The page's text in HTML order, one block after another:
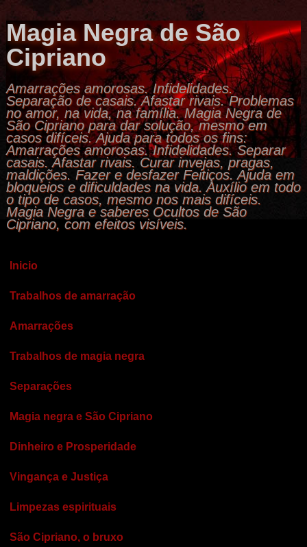
Magia Negra de São
Cipriano
Amarrações amorosas. Infidelidades.
Separação de casais. Afastar rivais. Problemas
no amor, na vida, na família. Magia Negra de
São Cipriano para dar solução, mesmo em
casos difíceis. Ajuda para todos os fins:
Amarrações amorosas. Infidelidades. Separar
casais. Afastar rivais. Curar invejas, pragas,
maldições. Fazer e desfazer Feitiços. Ajuda em
bloqueios e dificuldades na vida. Auxílio em todo
o tipo de casos, mesmo nos mais difíceis.
Magia Negra e saberes Ocultos de São
Cipriano, com efeitos visíveis.
Inicio
Trabalhos de amarração
Amarrações
Trabalhos de magia negra
Separações
Magia negra e São Cipriano
Dinheiro e Prosperidade
Vingança e Justiça
Limpezas espirituais
São Cipriano, o bruxo